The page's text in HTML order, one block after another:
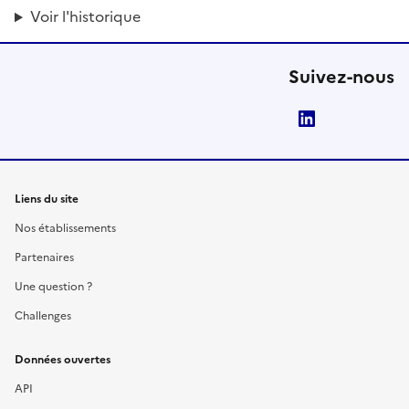
Voir l'historique
Suivez-nous
Liens du site
Nos établissements
Partenaires
Une question ?
Challenges
Données ouvertes
API